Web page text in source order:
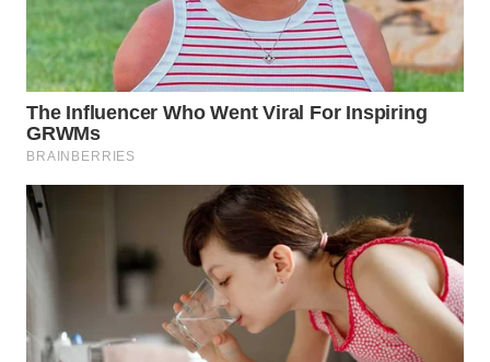
WN
SURABAYA
WN
NATUNA
BINTAN
MANDALIKA